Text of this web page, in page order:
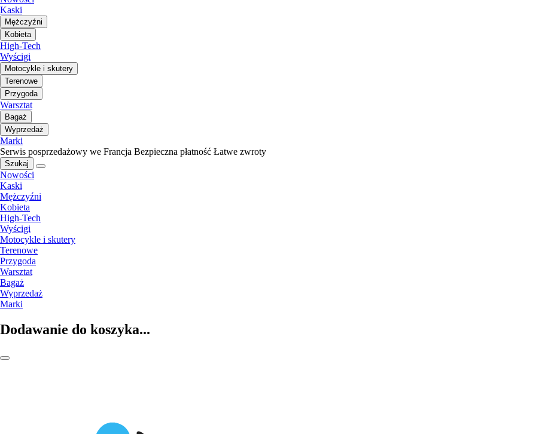
Kaski
Mężczyźni
Kobieta
High-Tech
Wyścigi
Motocykle i skutery
Terenowe
Przygoda
Warsztat
Bagaż
Wyprzedaż
Marki
Serwis posprzedażowy we Francja Bezpieczna płatność Łatwe zwroty
Szukaj
Nowości
Kaski
Mężczyźni
Kobieta
High-Tech
Wyścigi
Motocykle i skutery
Terenowe
Przygoda
Warsztat
Bagaż
Wyprzedaż
Marki
Dodawanie do koszyka...